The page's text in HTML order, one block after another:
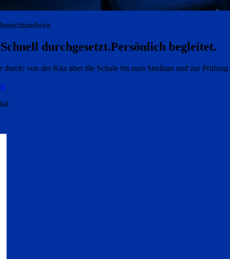
Schnell durchgesetzt.Persönlich begleitet.
durch: von der Kita über die Schule bis zum Studium und zur Prüfung.